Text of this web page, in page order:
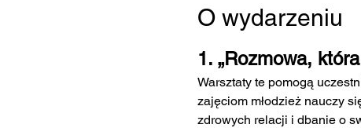
O wydarzeniu
1. „Rozmowa,
Warsztaty te pomogą
zajęciom młodzież nauczy
zdrowych relacji i dbanie o